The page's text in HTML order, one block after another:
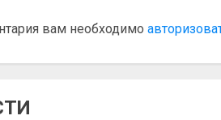
вам необходимо